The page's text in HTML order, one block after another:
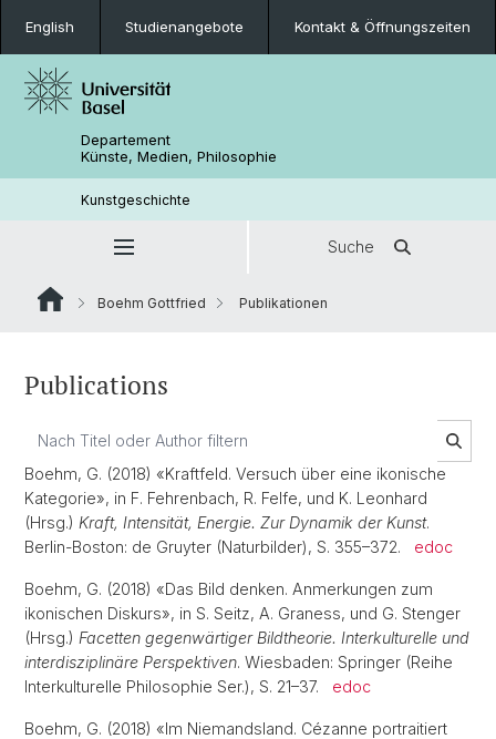
English Studienangebote Kontakt & Öffnungszeiten
Departement
Künste, Medien, Philosophie
Kunstgeschichte
Suche
Boehm Gottfried Publikationen
Publications
Boehm, G. (2018) «Kraftfeld. Versuch über eine ikonische
Kategorie», in F. Fehrenbach, R. Felfe, und K. Leonhard
(Hrsg.) Kraft, Intensität, Energie. Zur Dynamik der Kunst.
Berlin-Boston: de Gruyter (Naturbilder), S. 355–372. edoc
Boehm, G. (2018) «Das Bild denken. Anmerkungen zum
ikonischen Diskurs», in S. Seitz, A. Graness, und G. Stenger
(Hrsg.) Facetten gegenwärtiger Bildtheorie. Interkulturelle und
interdisziplinäre Perspektiven. Wiesbaden: Springer (Reihe
Interkulturelle Philosophie Ser.), S. 21–37. edoc
Boehm, G. (2018) «Im Niemandsland. Cézanne portraitiert